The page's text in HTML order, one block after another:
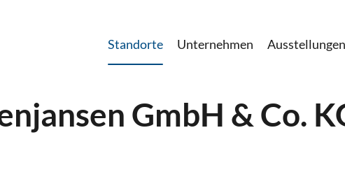
Standorte Unternehmen Ausstellungen
GmbH & Co.